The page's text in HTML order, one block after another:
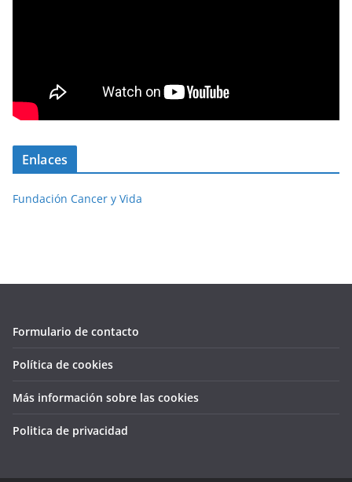
Enlaces
Fundación Cancer y Vida
Formulario de contacto
Política de cookies
Más información sobre las cookies
Politica de privacidad